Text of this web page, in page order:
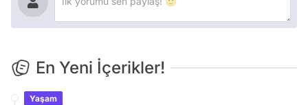
En Yeni İçerikler!
Yaşam